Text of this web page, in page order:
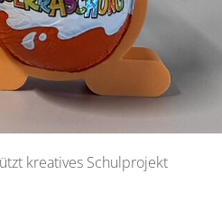
kreatives Schulprojekt